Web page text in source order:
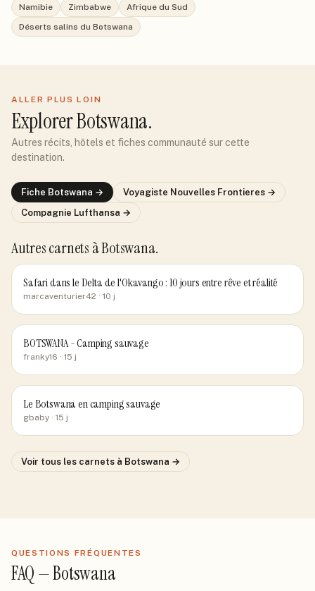
Namibie
Zimbabwe
Afrique du Sud
Déserts salins du Botswana
ALLER PLUS LOIN
ExplorerBotswana.
Autres récits, hôtels et fiches communauté sur cette
destination.
Fiche Botswana → Voyagiste Nouvelles Frontieres →
Compagnie Lufthansa →
Autres carnets à Botswana.
Safari dans le Delta de l'Okavango : 10 jours entre rêve et réalité
marcaventurier42 · 10 j
BOTSWANA - Camping sauvage
franky16 · 15 j
Le Botswana en camping sauvage
gbaby · 15 j
Voir tous les carnets à Botswana →
QUESTIONS FRÉQUENTES
FAQ —Botswana